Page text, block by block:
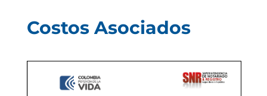
Costos Asociados